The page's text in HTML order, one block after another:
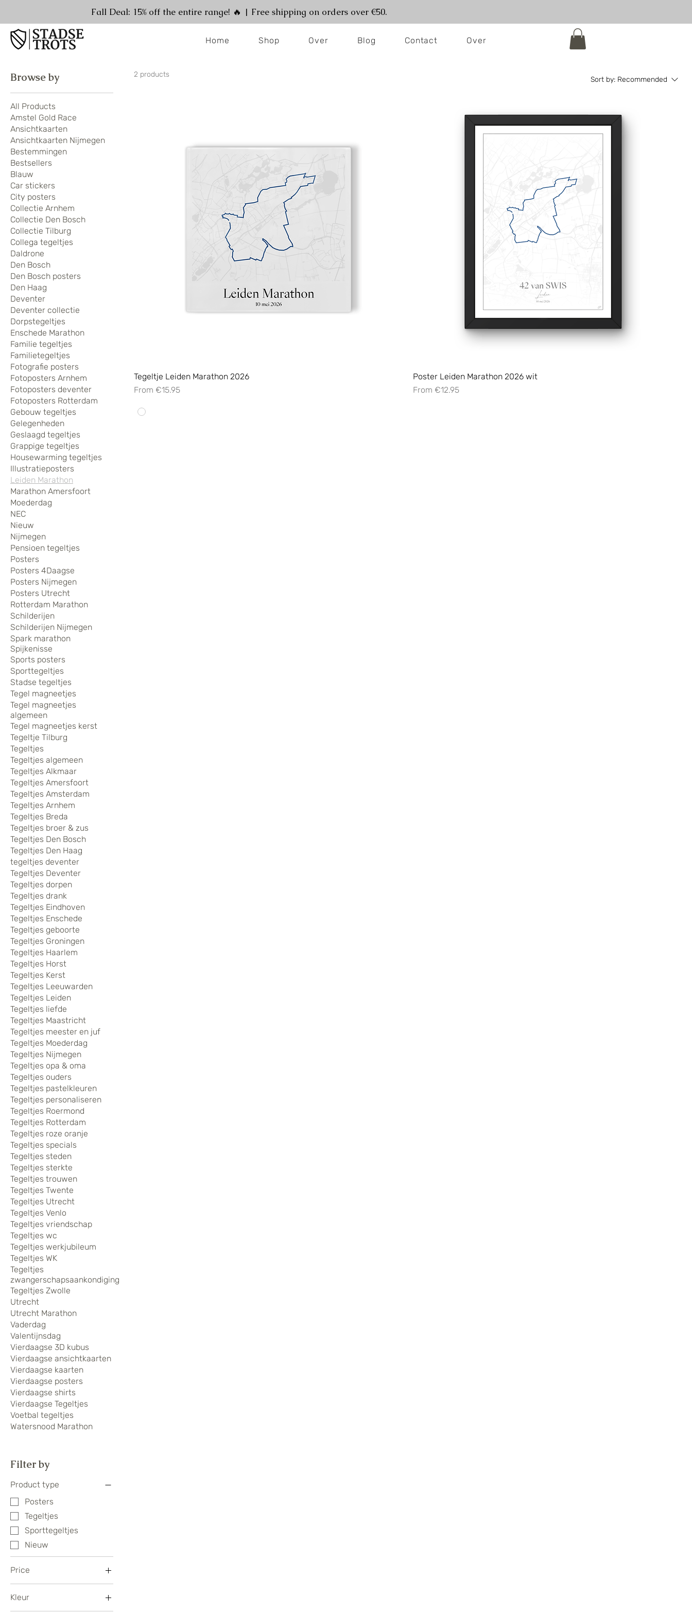
Fall Deal: 15% off the entire range! 🔥 | Free shipping on orders over €50.
Home Shop Over Blog Contact Over
Browse by
All Products
Amstel Gold Race
Ansichtkaarten
Ansichtkaarten Nijmegen
Bestemmingen
Bestsellers
Blauw
Car stickers
City posters
Collectie Arnhem
Collectie Den Bosch
Collectie Tilburg
Collega tegeltjes
Daldrone
Den Bosch
Den Bosch posters
Den Haag
Deventer
Deventer collectie
Dorpstegeltjes
Enschede Marathon
Familie tegeltjes
Familietegeltjes
Fotografie posters
Fotoposters Arnhem
Fotoposters deventer
Fotoposters Rotterdam
Gebouw tegeltjes
Gelegenheden
Geslaagd tegeltjes
Grappige tegeltjes
Housewarming tegeltjes
Illustratieposters
Leiden Marathon
Marathon Amersfoort
Moederdag
NEC
Nieuw
Nijmegen
Pensioen tegeltjes
Posters
Posters 4Daagse
Posters Nijmegen
Posters Utrecht
Rotterdam Marathon
Schilderijen
Schilderijen Nijmegen
Spark marathon
Spijkenisse
Sports posters
Sporttegeltjes
Stadse tegeltjes
Tegel magneetjes
Tegel magneetjes
algemeen
Tegel magneetjes kerst
Tegeltje Tilburg
Tegeltjes
Tegeltjes algemeen
Tegeltjes Alkmaar
Tegeltjes Amersfoort
Tegeltjes Amsterdam
Tegeltjes Arnhem
Tegeltjes Breda
Tegeltjes broer & zus
Tegeltjes Den Bosch
Tegeltjes Den Haag
tegeltjes deventer
Tegeltjes Deventer
Tegeltjes dorpen
Tegeltjes drank
Tegeltjes Eindhoven
Tegeltjes Enschede
Tegeltjes geboorte
Tegeltjes Groningen
Tegeltjes Haarlem
Tegeltjes Horst
Tegeltjes Kerst
Tegeltjes Leeuwarden
Tegeltjes Leiden
Tegeltjes liefde
Tegeltjes Maastricht
Tegeltjes meester en juf
Tegeltjes Moederdag
Tegeltjes Nijmegen
Tegeltjes opa & oma
Tegeltjes ouders
Tegeltjes pastelkleuren
Tegeltjes personaliseren
Tegeltjes Roermond
Tegeltjes Rotterdam
Tegeltjes roze oranje
Tegeltjes specials
Tegeltjes steden
Tegeltjes sterkte
Tegeltjes trouwen
Tegeltjes Twente
Tegeltjes Utrecht
Tegeltjes Venlo
Tegeltjes vriendschap
Tegeltjes wc
Tegeltjes werkjubileum
Tegeltjes WK
Tegeltjes
zwangerschapsaankondiging
Tegeltjes Zwolle
Utrecht
Utrecht Marathon
Vaderdag
Valentijnsdag
Vierdaagse 3D kubus
Vierdaagse ansichtkaarten
Vierdaagse kaarten
Vierdaagse posters
Vierdaagse shirts
Vierdaagse Tegeltjes
Voetbal tegeltjes
Watersnood Marathon
Filter by
Product type
Posters
Tegeltjes
Sporttegeltjes
Nieuw
Price
€12 €16
Kleur
2 products
Sort by: Recommended
Tegeltje Leiden Marathon 2026
From €15.95
Sale Price
Poster Leiden Marathon 2026 wit
From €12.95
Sale Price